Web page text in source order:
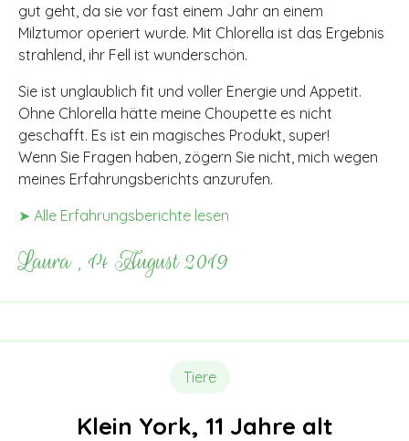
gut geht, da sie vor fast einem Jahr an einem
Milztumor operiert wurde. Mit Chlorella ist das Ergebnis
strahlend, ihr Fell ist wunderschön.
Sie ist unglaublich fit und voller Energie und Appetit.
Ohne Chlorella hätte meine Choupette es nicht
geschafft. Es ist ein magisches Produkt, super!
Wenn Sie Fragen haben, zögern Sie nicht, mich wegen
meines Erfahrungsberichts anzurufen.
➤ Alle Erfahrungsberichte lesen
Laura , 14 August 2019
Tiere
Klein York, 11 Jahre alt